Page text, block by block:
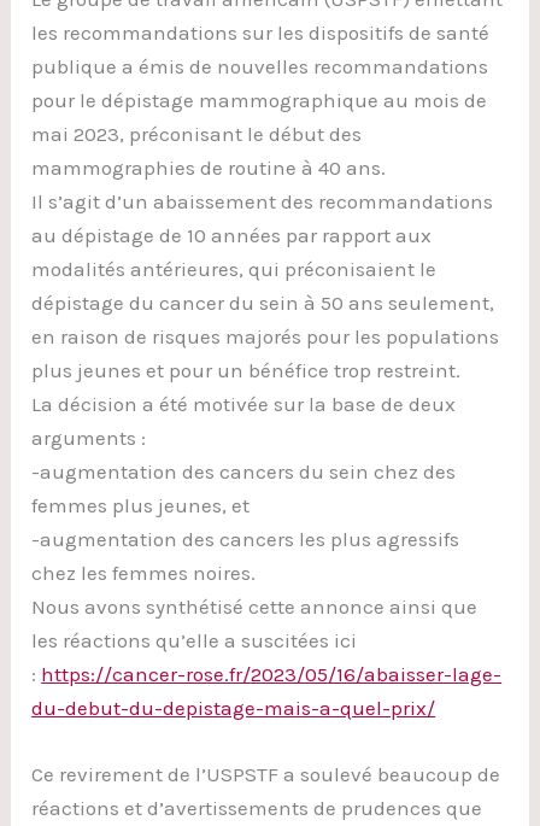
les recommandations sur les dispositifs de santé
publique a émis de nouvelles recommandations
pour le dépistage mammographique au mois de
mai 2023, préconisant le début des
mammographies de routine à 40 ans.
Il s’agit d’un abaissement des recommandations
au dépistage de 10 années par rapport aux
modalités antérieures, qui préconisaient le
dépistage du cancer du sein à 50 ans seulement,
en raison de risques majorés pour les populations
plus jeunes et pour un bénéfice trop restreint.
La décision a été motivée sur la base de deux
arguments :
-augmentation des cancers du sein chez des
femmes plus jeunes, et
-augmentation des cancers les plus agressifs
chez les femmes noires.
Nous avons synthétisé cette annonce ainsi que
les réactions qu’elle a suscitées ici
: https://cancer-rose.fr/2023/05/16/abaisser-lage-
du-debut-du-depistage-mais-a-quel-prix/
Ce revirement de l’USPSTF a soulevé beaucoup de
réactions et d’avertissements de prudences que